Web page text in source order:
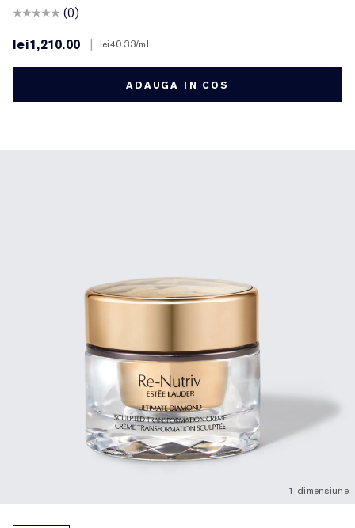
(0)
lei1,210.00
lei40.33/ml
ADAUGA IN COS
1 dimensiune